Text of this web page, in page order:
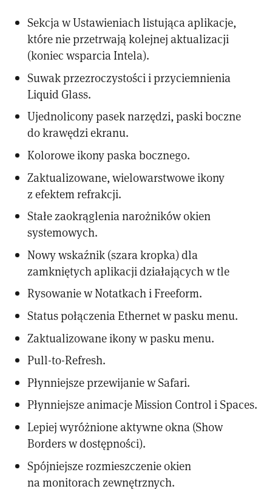
Sekcja w Ustawieniach listująca aplikacje,
które nie przetrwają kolejnej aktualizacji
(koniec wsparcia Intela).
Suwak przezroczystości i przyciemnienia
Liquid Glass.
Ujednolicony pasek narzędzi, paski boczne
do krawędzi ekranu.
Kolorowe ikony paska bocznego.
Zaktualizowane, wielowarstwowe ikony
z efektem refrakcji.
Stałe zaokrąglenia narożników okien
systemowych.
Nowy wskaźnik (szara kropka) dla
zamkniętych aplikacji działających w tle
Rysowanie w Notatkach i Freeform.
Status połączenia Ethernet w pasku menu.
Zaktualizowane ikony w pasku menu.
Pull-to-Refresh.
Płynniejsze przewijanie w Safari.
Płynniejsze animacje Mission Control i Spaces.
Lepiej wyróżnione aktywne okna (Show
Borders w dostępności).
Spójniejsze rozmieszczenie okien
na monitorach zewnętrznych.